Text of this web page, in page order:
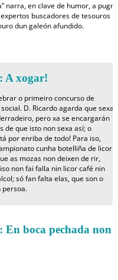
narra, en clave de humor, a pugna
buscadores de tesouros
dun galeón afundido.
A xogar!
o primeiro concurso de
D. Ricardo agarda que sexa
pero xa se encargarán
de que isto non sexa así; o
por enriba de todo! Para iso,
cunha botelliña de licor
as mozas non deixen de rir,
non fai falla nin licor café nin
só fan falta elas, que son o
persoa.
En boca pechada non